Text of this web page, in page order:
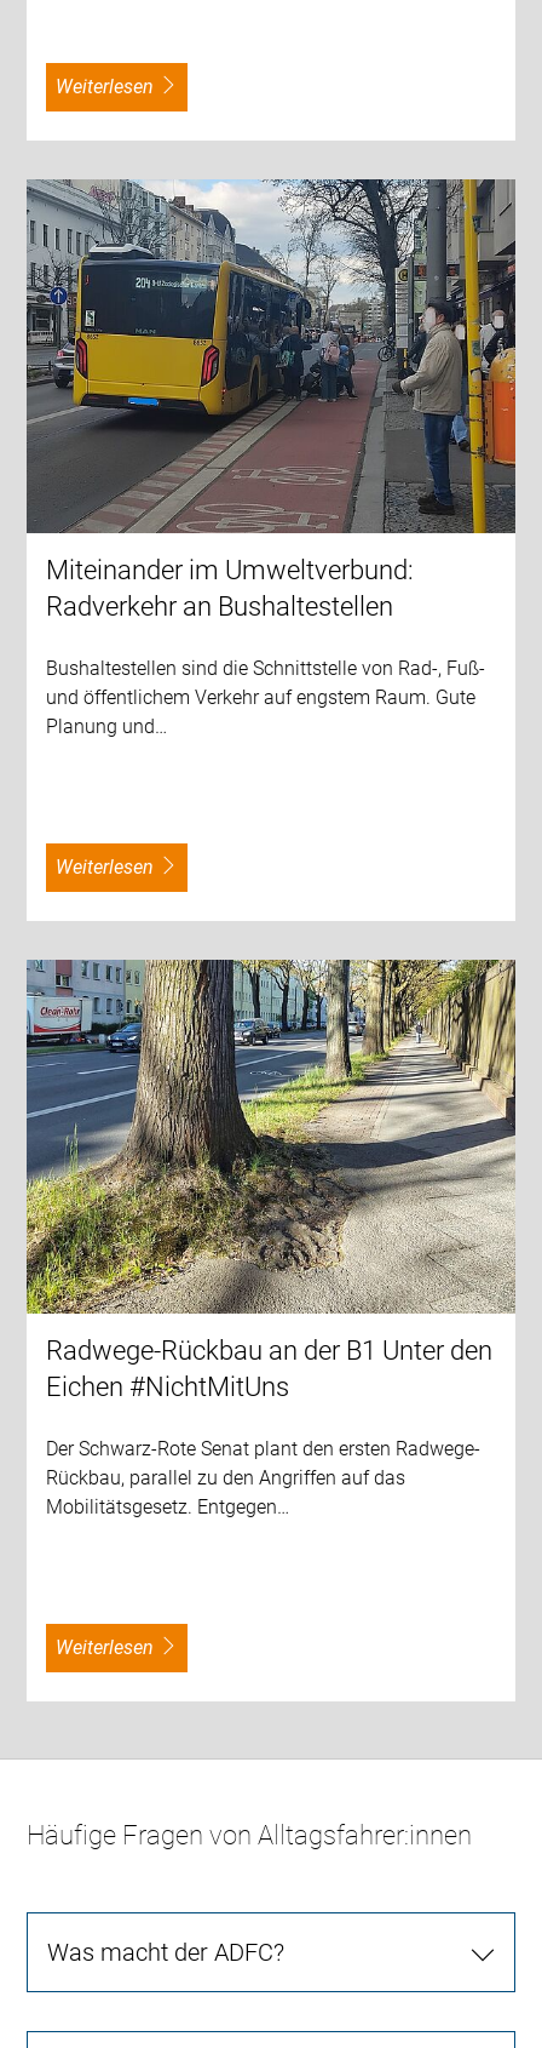
weiterlesen
Miteinander im Umweltverbund:
Radverkehr an Bushaltestellen
Bushaltestellen sind die Schnittstelle von Rad-, Fuß-
und öffentlichem Verkehr auf engstem Raum. Gute
Planung und…
weiterlesen
Radwege-Rückbau an der B1 Unter den
Eichen #NichtMitUns
Der Schwarz-Rote Senat plant den ersten Radwege-
Rückbau, parallel zu den Angriffen auf das
Mobilitätsgesetz. Entgegen…
weiterlesen
Häufige Fragen von Alltagsfahrer:innen
Was macht der ADFC?